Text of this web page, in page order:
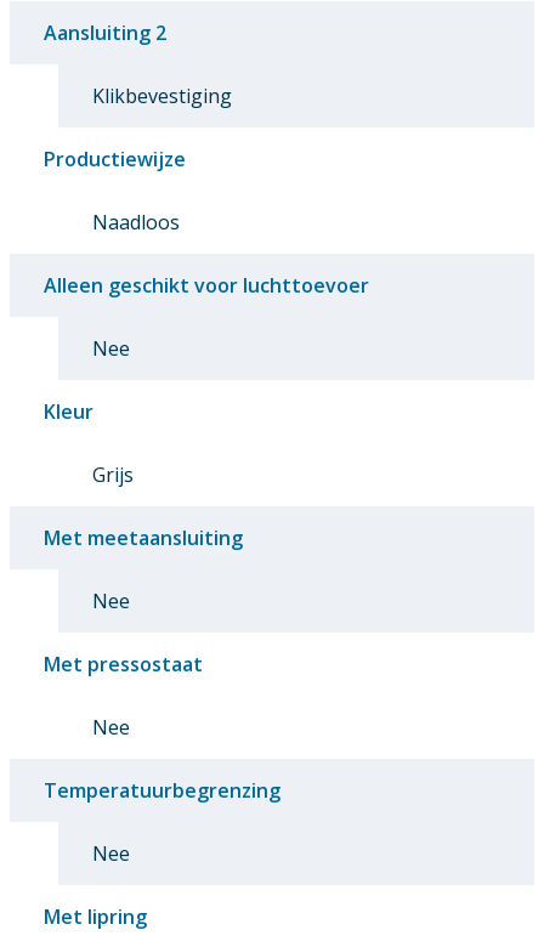
Aansluiting 2
Klikbevestiging
Productiewijze
Naadloos
Alleen geschikt voor luchttoevoer
Nee
Kleur
Grijs
Met meetaansluiting
Nee
Met pressostaat
Nee
Temperatuurbegrenzing
Nee
Met lipring